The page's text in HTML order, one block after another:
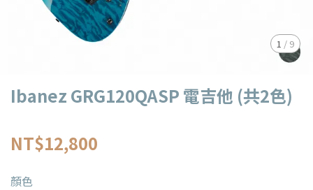
1 / 9
Ibanez GRG120QASP 電吉他 (共2色)
NT$12,800
顏色